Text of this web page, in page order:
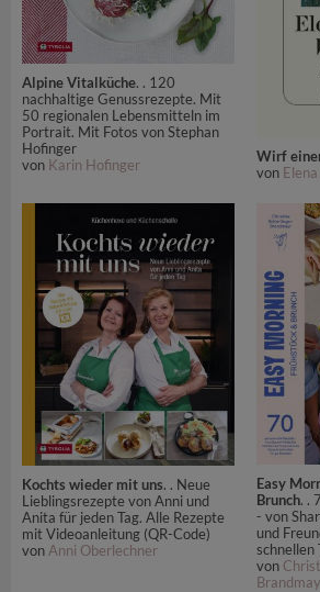
Alpine Vitalküche. . 120
nachhaltige Genussrezepte. Mit
50 regionalen Lebensmitteln im
Portrait. Mit Fotos von Stephan
Hofinger
von Karin Hofinger Wirf
von
Kochts wieder mit uns. . Neue
Lieblingsrezepte von Anni und
Anita für jeden Tag. Alle Rezepte
mit Videoanleitung (QR-Code)
von Anni Oberlechner
Easy
Brunch. .
- von
und
von